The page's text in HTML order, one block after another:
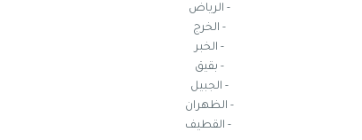
- الرياض
- الخرج
- الخبر
- بقيق
- الجبيل
- الظهران
- القطيف